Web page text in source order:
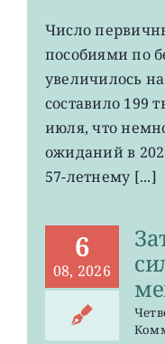
Число
пособиями по
увеличилось
составило 199
июля, что
ожиданий в
57-летнему [...]
6
08, 2026